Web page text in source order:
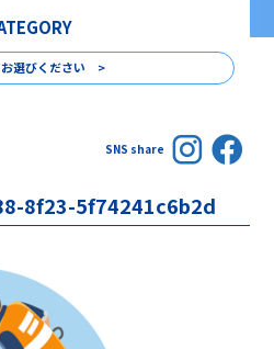
お選びください >
SNS share
8f23-5f74241c6b2d